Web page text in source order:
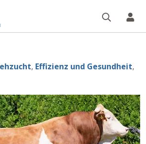
, Effizienz und Gesundheit,